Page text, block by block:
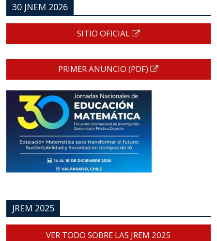
30 JNEM 2026
SITIO OFICIAL
PRIMER ANUNCIO (PDF)
JREM 2025
VER TODO SOBRE LAS JREM 2025